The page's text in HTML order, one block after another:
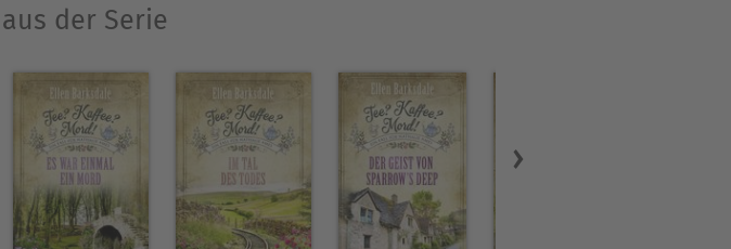
der Serie